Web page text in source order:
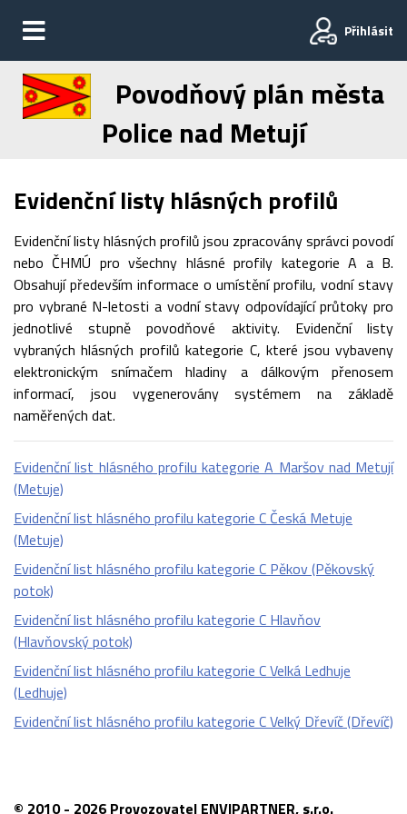
Přihlásit
Povodňový plán města
Police nad Metují
Evidenční listy hlásných profilů
Evidenční listy hlásných profilů jsou zpracovány správci povodí
nebo ČHMÚ pro všechny hlásné profily kategorie A a B.
Obsahují především informace o umístění profilu, vodní stavy
pro vybrané N-letosti a vodní stavy odpovídající průtoky pro
jednotlivé stupně povodňové aktivity. Evidenční listy
vybraných hlásných profilů kategorie C, které jsou vybaveny
elektronickým snímačem hladiny a dálkovým přenosem
informací, jsou vygenerovány systémem na základě
naměřených dat.
Evidenční list hlásného profilu kategorie A Maršov nad Metují
(Metuje)
Evidenční list hlásného profilu kategorie C Česká Metuje
(Metuje)
Evidenční list hlásného profilu kategorie C Pěkov (Pěkovský
potok)
Evidenční list hlásného profilu kategorie C Hlavňov
(Hlavňovský potok)
Evidenční list hlásného profilu kategorie C Velká Ledhuje
(Ledhuje)
Evidenční list hlásného profilu kategorie C Velký Dřevíč (Dřevíč)
© 2010 - 2026 Provozovatel ENVIPARTNER, s.r.o.